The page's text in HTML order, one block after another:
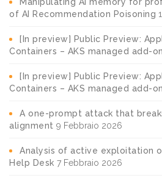
of AI Recommendation Poisoning
[In preview] Public Preview:
Containers – AKS managed add-on
[In preview] Public Preview:
Containers – AKS managed add-on
A one-prompt attack that
alignment 9 Febbraio 2026
Analysis of active exploitation
Help Desk 7 Febbraio 2026